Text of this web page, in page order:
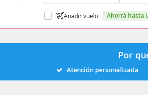
Añadir vuelo ahorrá hasta
Por
Atención personalizada